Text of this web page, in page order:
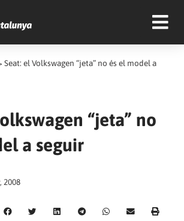
Seat: el Volkswagen “jeta” no és el model a
“jeta” no
a seguir
2008